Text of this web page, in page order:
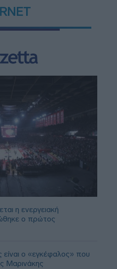
η ενεργειακή
ο πρώτος
ο «εγκέφαλος» που
Μαρινάκης